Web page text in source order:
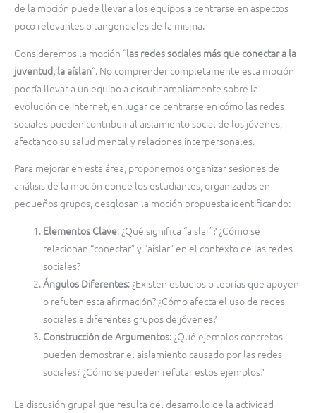
de la moción puede llevar a los equipos a centrarse en aspectos
poco relevantes o tangenciales de la misma.
Consideremos la moción “las redes sociales más que conectar a la
juventud, la aíslan“. No comprender completamente esta moción
podría llevar a un equipo a discutir ampliamente sobre la
evolución de internet, en lugar de centrarse en cómo las redes
sociales pueden contribuir al aislamiento social de los jóvenes,
afectando su salud mental y relaciones interpersonales.
Para mejorar en esta área, proponemos organizar sesiones de
análisis de la moción donde los estudiantes, organizados en
pequeños grupos, desglosan la moción propuesta identificando:
Elementos Clave: ¿Qué significa “aislar”? ¿Cómo se
relacionan “conectar” y “aislar” en el contexto de las redes
sociales?
Ángulos Diferentes: ¿Existen estudios o teorías que apoyen
o refuten esta afirmación? ¿Cómo afecta el uso de redes
sociales a diferentes grupos de jóvenes?
Construcción de Argumentos: ¿Qué ejemplos concretos
pueden demostrar el aislamiento causado por las redes
sociales? ¿Cómo se pueden refutar estos ejemplos?
La discusión grupal que resulta del desarrollo de la actividad